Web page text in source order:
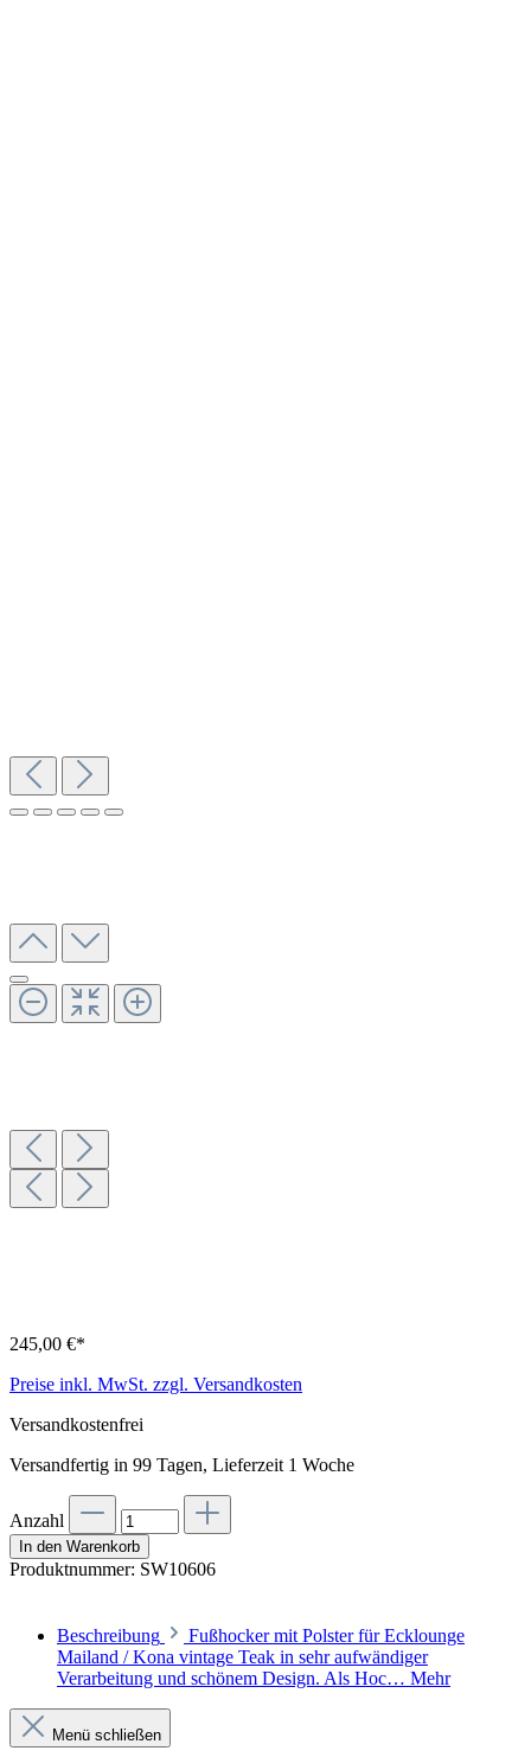
245,00 €*
Preise inkl. MwSt. zzgl. Versandkosten
Versandkostenfrei
Versandfertig in 99 Tagen, Lieferzeit 1 Woche
Anzahl
In den Warenkorb
Produktnummer: SW10606
Beschreibung
Fußhocker mit Polster für Ecklounge
Mailand / Kona vintage Teak in sehr aufwändiger
Verarbeitung und schönem Design. Als Hoc… Mehr
Menü schließen